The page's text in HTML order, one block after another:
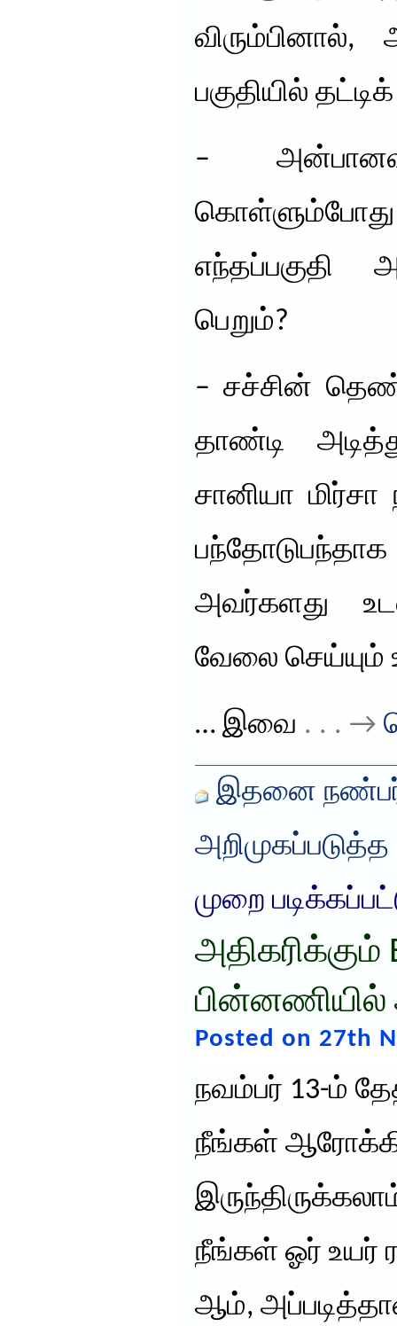
பகுதியில்
–
எந்தப்பகுதி
பெறும்?
– சச்சின்
தாண்டி
சானியா
அவர்களது
வேலை செய்யும்
… இவை . . . →
இதனை
அறிமுகப்படுத்த
முறை
பின்னணியில்
Posted on 27th
நவம்பர் 13-ம்
நீங்கள்
நீங்கள் ஓர் உயர்
ஆம்,